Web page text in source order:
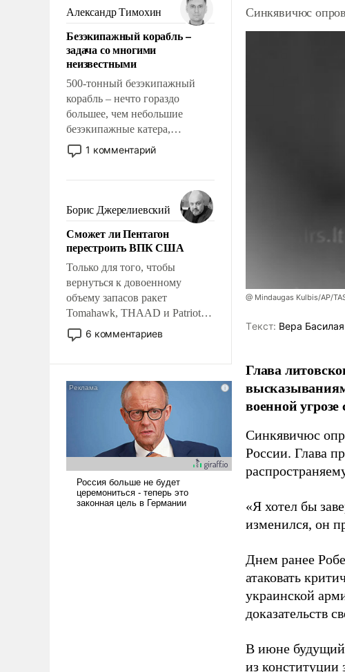
ударами судьбы, брать на себя
ответственность, помогать
слабым, идти вперед и
адаптироваться.
Александр Тимохин
Безэкипажный корабль –
задача со многими
неизвестными
500-тонный безэкипажный
корабль – нечто гораздо
большее, чем небольшие
безэкипажные катера,
применение которых уже
стало обыденностью. Задача по
сложна и амбициозна. Однако
и ее реализация радикально
поднимет наши боевые
возможности.
1 комментарий
Борис Джерелиевский
Сможет ли Пентагон
перестроить ВПК США
Только для того, чтобы
вернуться к довоенному
объему запасов ракет
Tomahawk, THAAD и Patriot
США потребуется более трех
лет. Даже небольшая война с
Сложившаяся ситуация
означает многолетний период
уязвимости США, например,
перед Китаем.
6 комментариев
Синкявичюс
@ Mindaugas Kulbis/AP/
Tекст: Вера Басилая
Глава
военной
Синкявичюс
России. Глава
«Я хотел бы
изменился, он
Днем ранее
атаковать
украинской
доказательств
В июне
из конституции